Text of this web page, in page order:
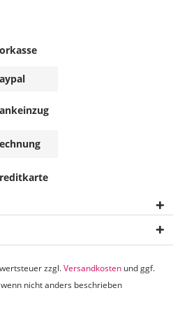
zzgl.Versandkosten und ggf.
nicht anders beschrieben